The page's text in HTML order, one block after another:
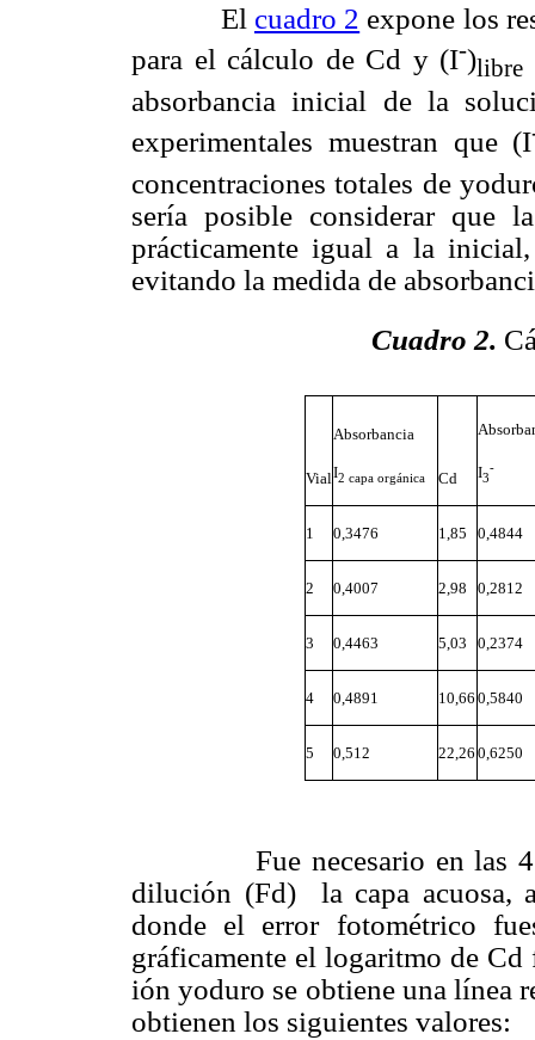
El cuadro 2 expone los
para el cálculo de Cd y (I-)libre
absorbancia inicial de la
experimentales muestran que (I
concentraciones totales de
sería posible considerar que
prácticamente igual a la
evitando la medida de
Cuadro 2.
Vial
Absorbancia
I2 capa orgánica Cd I3
-
1 0,3476 1,85 0,4844
2 0,4007 2,98 0,2812
3 0,4463 5,03 0,2374
4 0,4891 10,66 0,5840
5 0,512 22,26 0,6250
Fue necesario en las
dilución (Fd) la capa acuosa,
donde el error fotométrico
gráficamente el logaritmo de
ión yoduro se obtiene una línea
obtienen los siguientes valores: